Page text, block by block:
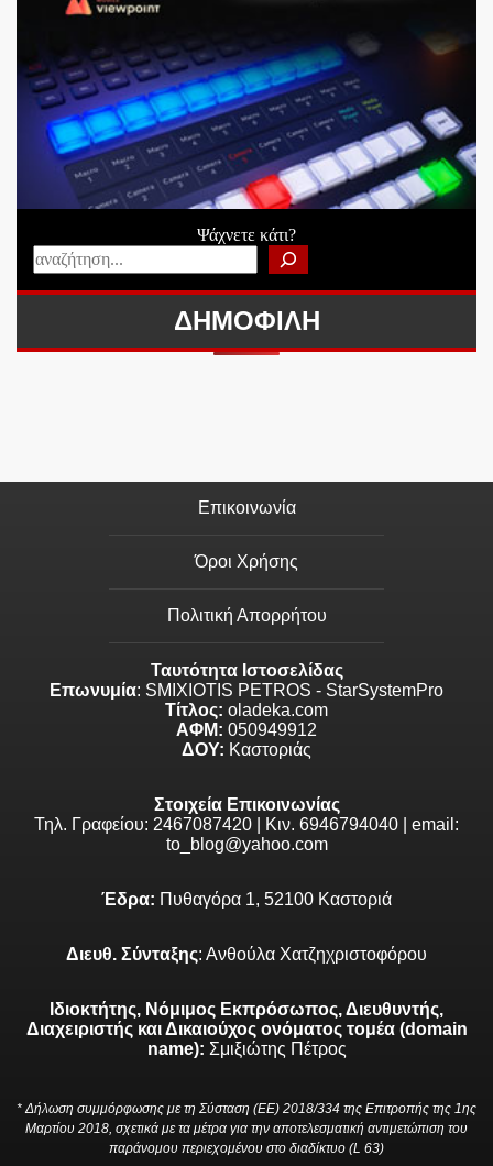
Ψάχνετε κάτι?
ΔΗΜΟΦΙΛΗ
Επικοινωνία
Όροι Χρήσης
Πολιτική Απορρήτου
Ταυτότητα Ιστοσελίδας
Επωνυμία: SMIXIOTIS PETROS - StarSystemPro
Τίτλος: oladeka.com
ΑΦΜ: 050949912
ΔΟΥ: Καστοριάς
Στοιχεία Επικοινωνίας
Τηλ. Γραφείου: 2467087420 | Κιν. 6946794040 | email:
to_blog@yahoo.com
Έδρα: Πυθαγόρα 1, 52100 Καστοριά
Διευθ. Σύνταξης: Ανθούλα Χατζηχριστοφόρου
Ιδιοκτήτης, Νόμιμος Εκπρόσωπος, Διευθυντής,
Διαχειριστής και Δικαιούχος ονόματος τομέα (domain
name): Σμιξιώτης Πέτρος
* Δήλωση συμμόρφωσης με τη Σύσταση (ΕΕ) 2018/334 της Επιτροπής της 1ης
Μαρτίου 2018, σχετικά με τα μέτρα για την αποτελεσματική αντιμετώπιση του
παράνομου περιεχομένου στο διαδίκτυο (L 63)